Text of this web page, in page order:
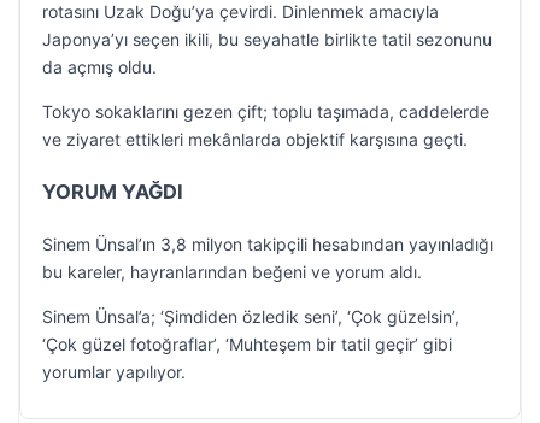
rotasını Uzak Doğu’ya çevirdi. Dinlenmek amacıyla
Japonya’yı seçen ikili, bu seyahatle birlikte tatil sezonunu
da açmış oldu.
Tokyo sokaklarını gezen çift; toplu taşımada, caddelerde
ve ziyaret ettikleri mekânlarda objektif karşısına geçti.
YORUM YAĞDI
Sinem Ünsal’ın 3,8 milyon takipçili hesabından yayınladığı
bu kareler, hayranlarından beğeni ve yorum aldı.
Sinem Ünsal’a; ‘Şimdiden özledik seni’, ‘Çok güzelsin’,
‘Çok güzel fotoğraflar’, ‘Muhteşem bir tatil geçir’ gibi
yorumlar yapılıyor.